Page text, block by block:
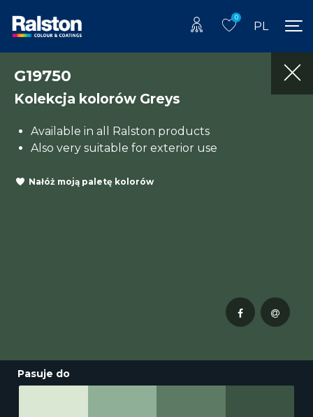
0
PL
G19750
Kolekcja kolorów Greys
Available in all Ralston products
Also very suitable for exterior use
Nałóż moją paletę kolorów
Pasuje do